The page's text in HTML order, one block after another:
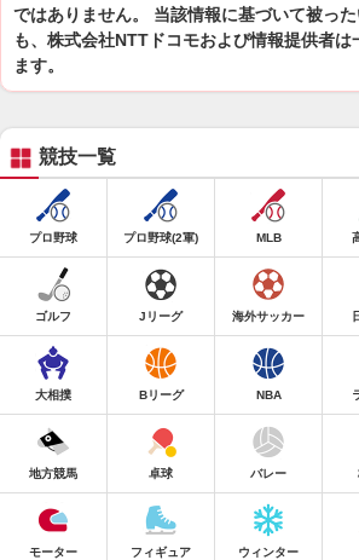
ではありません。 当該情報に基づいて被っ
も、株式会社NTTドコモおよび情報提供者
ます。
競技一覧
プロ野球 プロ野球(2軍) MLB
ゴルフ Jリーグ 海外サッカー
大相撲 Bリーグ NBA
地方競馬 卓球 バレー
モーター フィギュア ウィンター